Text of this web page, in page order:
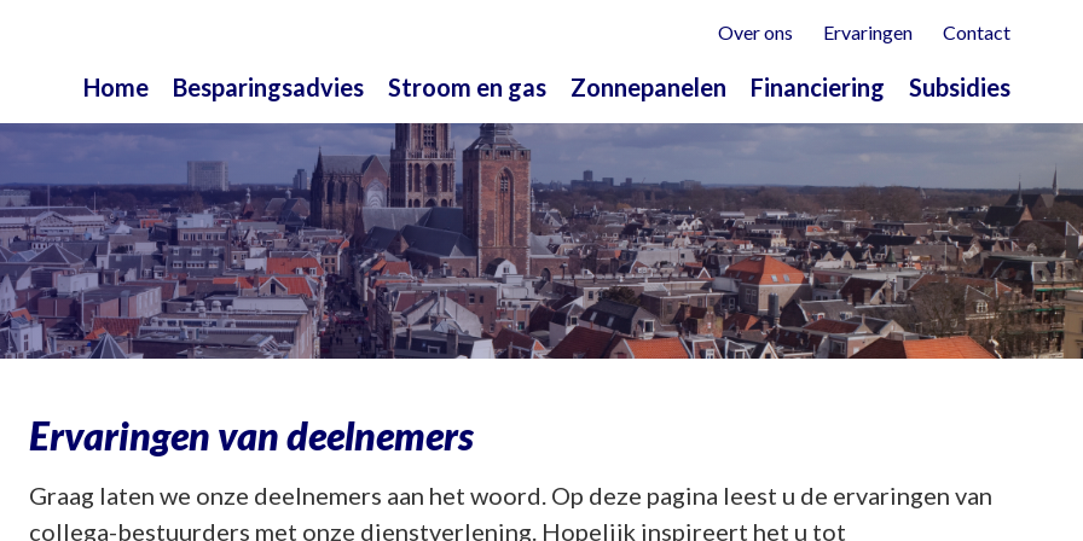
Over ons Ervaringen Contact
Home Besparingsadvies Stroom en gas Zonnepanelen Financiering Subsidies
Ervaringen van deelnemers
Graag laten we onze deelnemers aan het woord. Op deze pagina leest u de ervaringen van
collega-bestuurders met onze dienstverlening. Hopelijk inspireert het u tot